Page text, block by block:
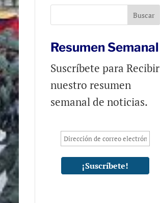
Resumen Semanal
Suscríbete para Recibir
nuestro resumen
semanal de noticias.